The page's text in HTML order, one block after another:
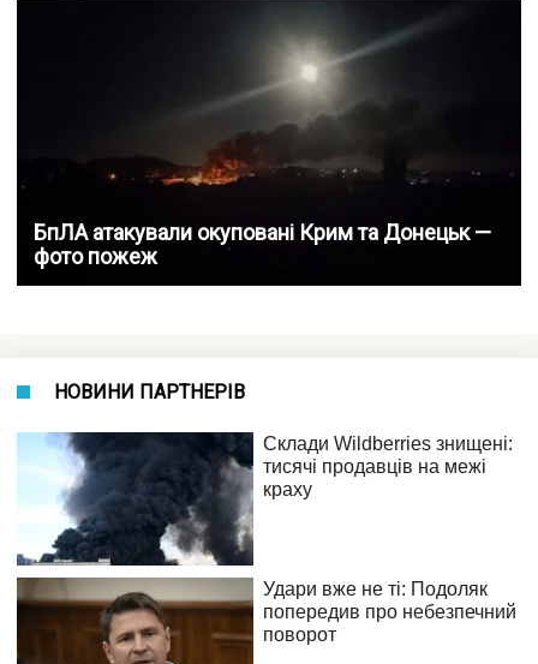
БпЛА атакували окуповані Крим та Донецьк —
фото пожеж
НОВИНИ ПАРТНЕРІВ